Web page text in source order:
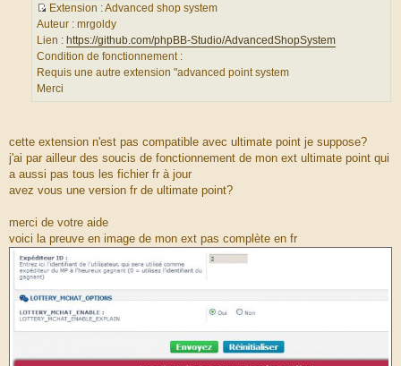
S
o
u
r
c
m
e
s
s
g
e
Extension : Advanced shop system
Auteur : mrgoldy
Lien : https://github.com/phpBB-Studio/AdvancedShopSystem
Condition de fonctionnement :
Requis une autre extension "advanced point system
Merci
cette extension n'est pas compatible avec ultimate point je suppose?
j'ai par ailleur des soucis de fonctionnement de mon ext ultimate point qui
a aussi pas tous les fichier fr à jour
avez vous une version fr de ultimate point?
merci de votre aide
voici la preuve en image de mon ext pas complète en fr